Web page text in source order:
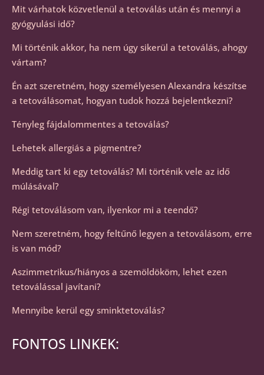
Mit várhatok közvetlenül a tetoválás után és mennyi a
gyógyulási idő?
Mi történik akkor, ha nem úgy sikerül a tetoválás, ahogy
vártam?
Én azt szeretném, hogy személyesen Alexandra készítse
a tetoválásomat, hogyan tudok hozzá bejelentkezni?
Tényleg fájdalommentes a tetoválás?
Lehetek allergiás a pigmentre?
Meddig tart ki egy tetoválás? Mi történik vele az idő
múlásával?
Régi tetoválásom van, ilyenkor mi a teendő?
Nem szeretném, hogy feltűnő legyen a tetoválásom, erre
is van mód?
Aszimmetrikus/hiányos a szemöldököm, lehet ezen
tetoválással javítani?
Mennyibe kerül egy sminktetoválás?
FONTOS LINKEK: